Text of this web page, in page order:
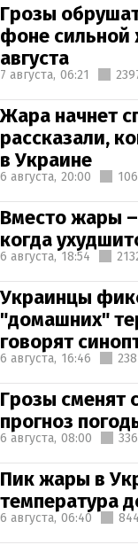
Грозы
фоне сильной
августа
7 августа, 06:21
Жара начнет
рассказали,
в Украине
6 августа, 20:00
Вместо жары
когда
6 августа, 18:54
Украинцы
"домашних"
говорят
6 августа, 16:46
Грозы сменят
прогноз
6 августа, 08:00
Пик жары в
температура
6 августа, 06:40 844